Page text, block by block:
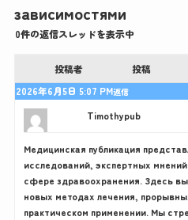
зависимостями
0件の返信スレッドを表示中
投稿者
投稿
2026年6月5日 5:07 PM返信
Timothypub
Медицинская публикация
исследований, экспертных
сфере здравоохранения. Здесь
новых методах лечения,
практическом применении. Мы